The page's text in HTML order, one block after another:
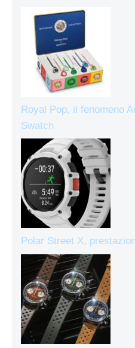
Royal Pop, il fenomeno
Swatch
Polar Street X,